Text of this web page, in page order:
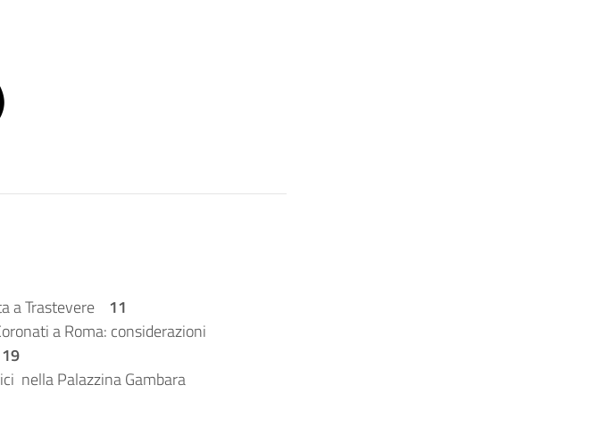
a Trastevere 11
a Roma: considerazioni
19
nella Palazzina Gambara